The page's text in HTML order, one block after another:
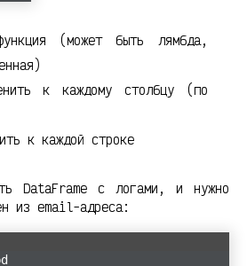
(может быть лямбда,
к каждому столбцу (по
к каждой строке
DataFrame с логами, и нужно
из email-адреса: